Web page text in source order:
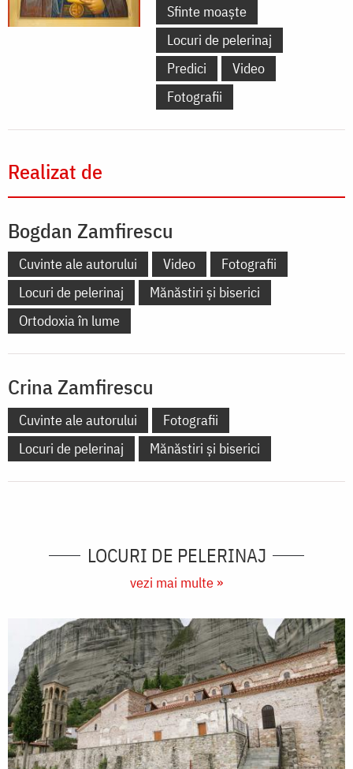
Sfinte moaște
Locuri de pelerinaj
Predici
Video
Fotografii
Realizat de
Bogdan Zamfirescu
Cuvinte ale autorului Video
Fotografii
Locuri de pelerinaj
Mănăstiri și biserici
Ortodoxia în lume
Crina Zamfirescu
Cuvinte ale autorului
Fotografii
Locuri de pelerinaj
Mănăstiri și biserici
LOCURI DE PELERINAJ
vezi mai multe »